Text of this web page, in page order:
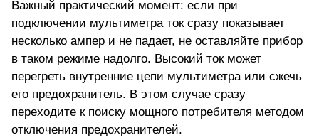
Важный практический момент: если при
подключении мультиметра ток сразу показывает
несколько ампер и не падает, не оставляйте прибор
в таком режиме надолго. Высокий ток может
перегреть внутренние цепи мультиметра или сжечь
его предохранитель. В этом случае сразу
переходите к поиску мощного потребителя методом
отключения предохранителей.